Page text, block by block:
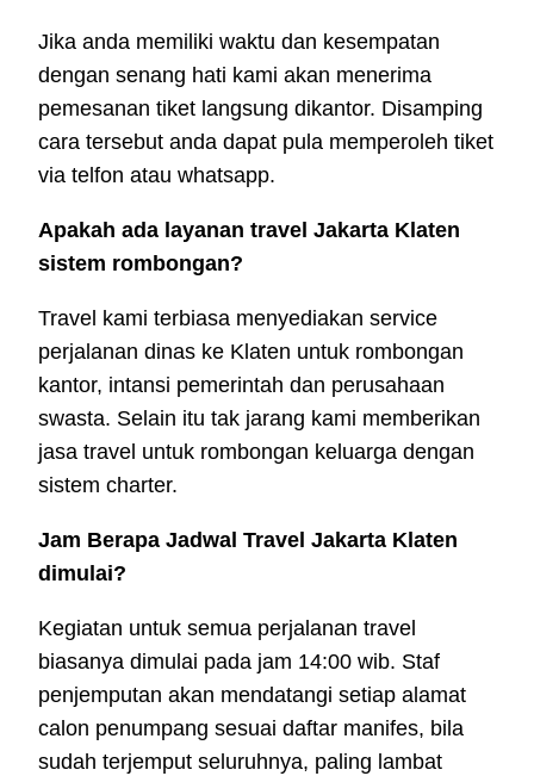
Jika anda memiliki waktu dan kesempatan
dengan senang hati kami akan menerima
pemesanan tiket langsung dikantor. Disamping
cara tersebut anda dapat pula memperoleh tiket
via telfon atau whatsapp.
Apakah ada layanan travel Jakarta Klaten
sistem rombongan?
Travel kami terbiasa menyediakan service
perjalanan dinas ke Klaten untuk rombongan
kantor, intansi pemerintah dan perusahaan
swasta. Selain itu tak jarang kami memberikan
jasa travel untuk rombongan keluarga dengan
sistem charter.
Jam Berapa Jadwal Travel Jakarta Klaten
dimulai?
Kegiatan untuk semua perjalanan travel
biasanya dimulai pada jam 14:00 wib. Staf
penjemputan akan mendatangi setiap alamat
calon penumpang sesuai daftar manifes, bila
sudah terjemput seluruhnya, paling lambat